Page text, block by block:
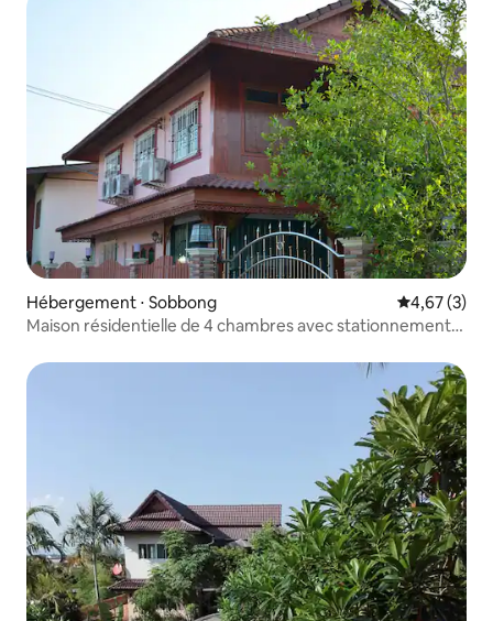
Hébergement ⋅ Sobbong Évaluation
4,67 (3)
Maison résidentielle de 4 chambres avec stationnement